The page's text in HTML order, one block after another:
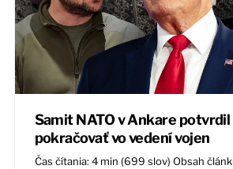
Samit NATO v Ankare
pokračovať vo vedení vojen
Čas čítania: 4 min (699 slov) Obsah